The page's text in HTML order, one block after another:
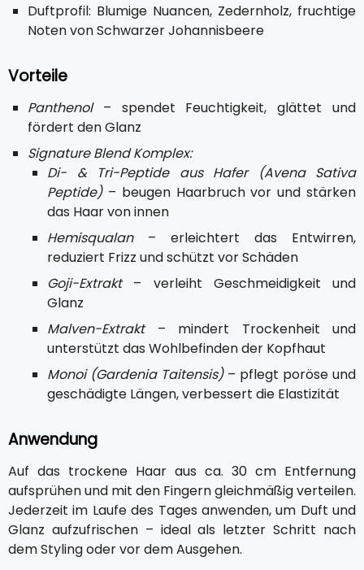
Duftprofil: Blumige Nuancen, Zedernholz, fruchtige
Noten von Schwarzer Johannisbeere
Vorteile
Panthenol– spendet Feuchtigkeit, glättet und
fördert den Glanz
Signature Blend Komplex:
Di- & Tri-Peptide aus Hafer (Avena Sativa
Peptide)– beugen Haarbruch vor und stärken
das Haar von innen
Hemisqualan– erleichtert das Entwirren,
reduziert Frizz und schützt vor Schäden
Goji-Extrakt– verleiht Geschmeidigkeit und
Glanz
Malven-Extrakt– mindert Trockenheit und
unterstützt das Wohlbefinden der Kopfhaut
Monoi (Gardenia Taitensis)– pflegt poröse und
geschädigte Längen, verbessert die Elastizität
Anwendung
Auf das trockene Haar aus ca. 30 cm Entfernung
aufsprühen und mit den Fingern gleichmäßig verteilen.
Jederzeit im Laufe des Tages anwenden, um Duft und
Glanz aufzufrischen – ideal als letzter Schritt nach
dem Styling oder vor dem Ausgehen.